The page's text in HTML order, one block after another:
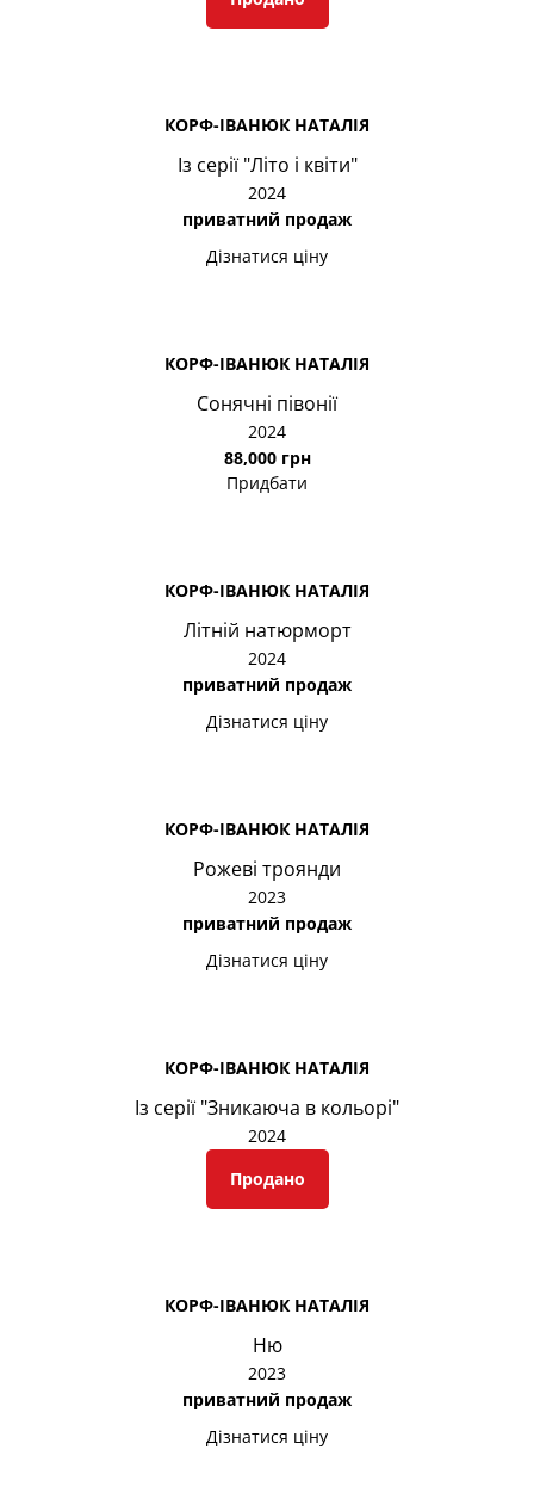
КОРФ-ІВАНЮК НАТАЛІЯ
Із серії "Літо і квіти"
2024
приватний продаж
Дізнатися ціну
КОРФ-ІВАНЮК НАТАЛІЯ
Сонячні півонії
2024
88,000 грн
Придбати
КОРФ-ІВАНЮК НАТАЛІЯ
Літній натюрморт
2024
приватний продаж
Дізнатися ціну
КОРФ-ІВАНЮК НАТАЛІЯ
Рожеві троянди
2023
приватний продаж
Дізнатися ціну
КОРФ-ІВАНЮК НАТАЛІЯ
Із серії "Зникаюча в кольорі"
2024
Продано
КОРФ-ІВАНЮК НАТАЛІЯ
Ню
2023
приватний продаж
Дізнатися ціну